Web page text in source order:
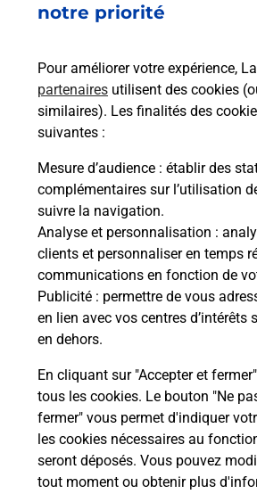
notre priorité
Pour améliorer votre expérience,
partenaires utilisent des cookies
similaires). Les finalités des
suivantes :
Mesure d’audience : établir des
complémentaires sur l’utilisation
suivre la navigation.
Analyse et personnalisation :
clients et personnaliser en temps
communications en fonction de
Publicité : permettre de vous
en lien avec vos centres d’intérêts
en dehors.
En cliquant sur "Accepter et
tous les cookies. Le bouton "Ne
fermer" vous permet d'indiquer
les cookies nécessaires au
seront déposés. Vous pouvez
tout moment ou obtenir plus
Acheter un iPhone neuf ou
Vous recherchez un smartphone
de chez vous ? Découvrez notre
téléphones iPhone Apple dans vos
Poste à VINASSAN (11110) !
En savoir plus
Questions
Comment retourner un
en ligne depuis votre boîte